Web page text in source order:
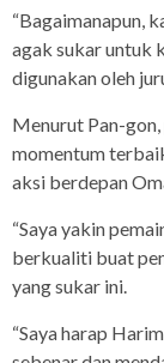
“Bagaimanapun,
agak sukar untuk
digunakan oleh
Menurut Pan-
momentum
aksi berdepan
“Saya yakin
berkualiti buat
yang sukar ini.
“Saya harap